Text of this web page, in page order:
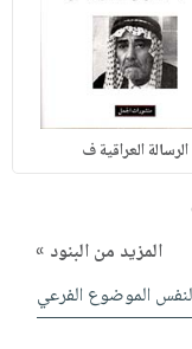
الرسالة العراقية ف
المزيد من البنود »
لنفس الموضوع الفرعي